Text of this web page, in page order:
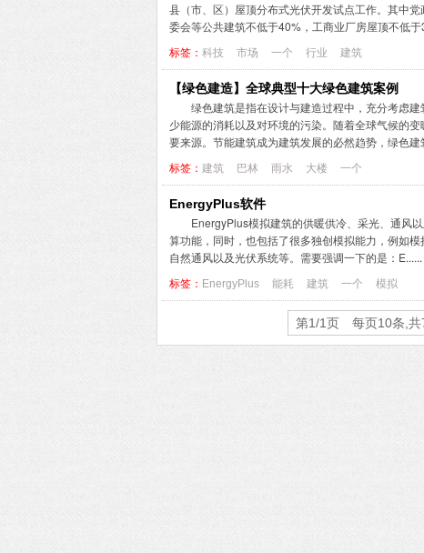
县（市、区）屋顶分布式光伏开发试点工作。其中
委会等公共建筑不低于40%，工商业厂房屋顶不低
标签： 科技 市场 一个 行业 建筑
【绿色建造】全球典型十大绿色建筑案例
绿色建筑是指在设计与建造过程中，充分考虑
少能源的消耗以及对环境的污染。随着全球气候的
要来源。节能建筑成为建筑发展的必然趋势，绿色建
标签： 建筑 巴林 雨水 大楼 一个
EnergyPlus软件
EnergyPlus模拟建筑的供暖供冷、采光、通风
算功能，同时，也包括了很多独创模拟能力，例如
自然通风以及光伏系统等。需要强调一下的是：E......
标签： EnergyPlus 能耗 建筑 一个 模拟
第1/1页 每页10条,共